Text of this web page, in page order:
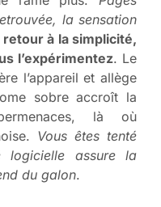
la sensation
retour à la simplicité,
l’expérimentez. Le
l’appareil et allège
sobre accroît la
là où
Vous êtes tenté
assure la
du galon.